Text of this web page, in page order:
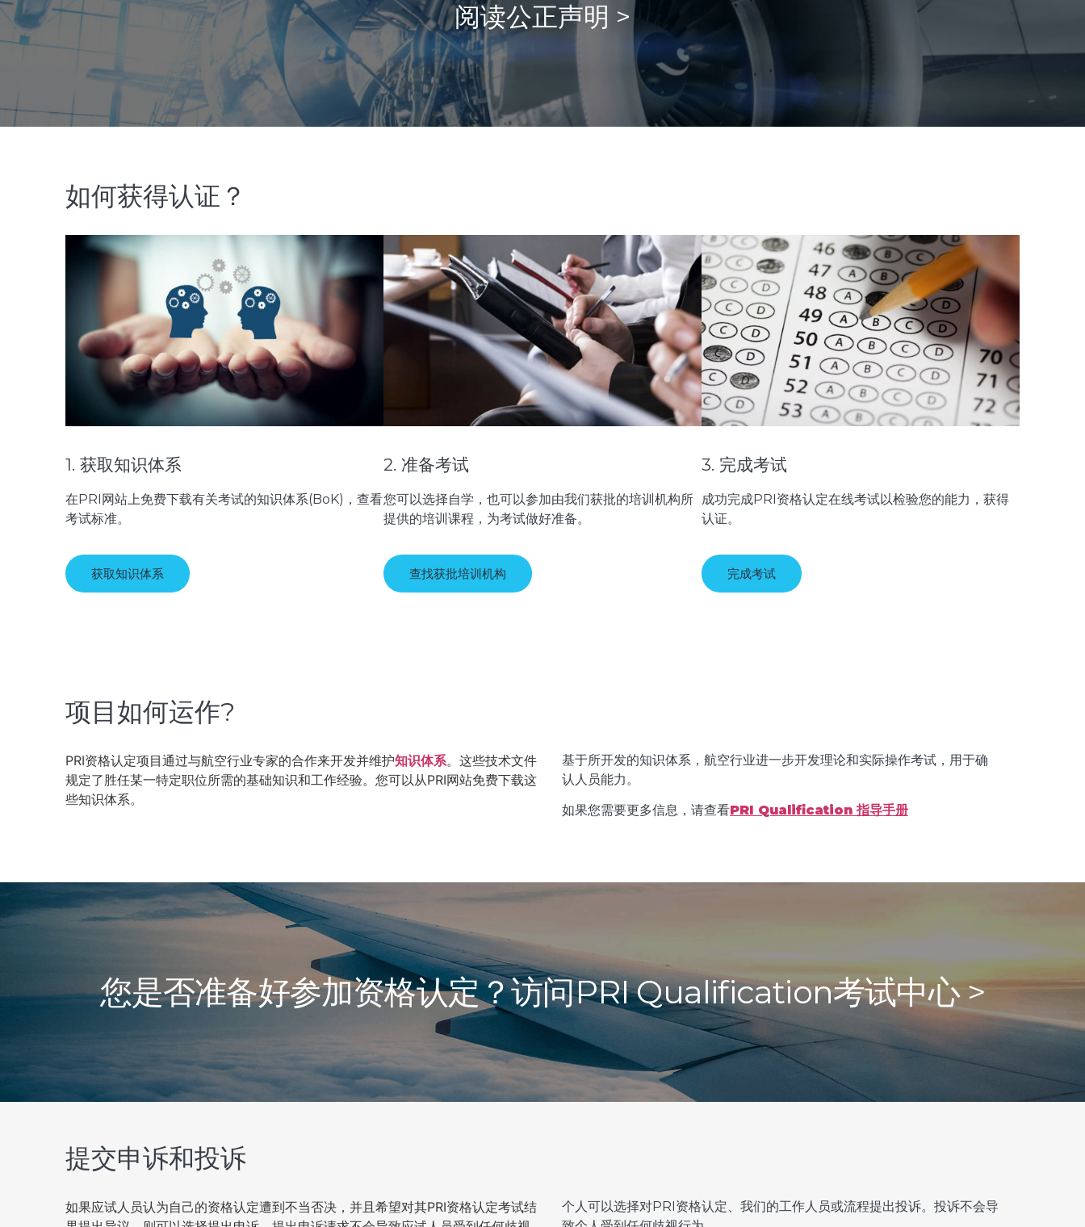
阅读公正声明 >
如何获得认证？
1. 获取知识体系
在PRI网站上免费下载有关考试的知识体系(BoK)，查看
考试标准。
获取知识体系
2. 准备考试
您可以选择自学，也可以参加由我们获批的培训机构所
提供的培训课程，为考试做好准备。
查找获批培训机构
3. 完成考试
成功完成PRI资格认定在线考试以检验您的能力，获得
认证。
完成考试
项目如何运作?
PRI资格认定项目通过与航空行业专家的合作来开发并维护知识体系。这些技术文件
规定了胜任某一特定职位所需的基础知识和工作经验。您可以从PRI网站免费下载这
些知识体系。
基于所开发的知识体系，航空行业进一步开发理论和实际操作考试，用于确
认人员能力。
如果您需要更多信息，请查看PRI Qualification 指导手册
您是否准备好参加资格认定？访问PRI Qualification考试中心 >
提交申诉和投诉
如果应试人员认为自己的资格认定遭到不当否决，并且希望对其PRI资格认定考试结
个人可以选择对PRI资格认定、我们的工作人员或流程提出投诉。投诉不会导